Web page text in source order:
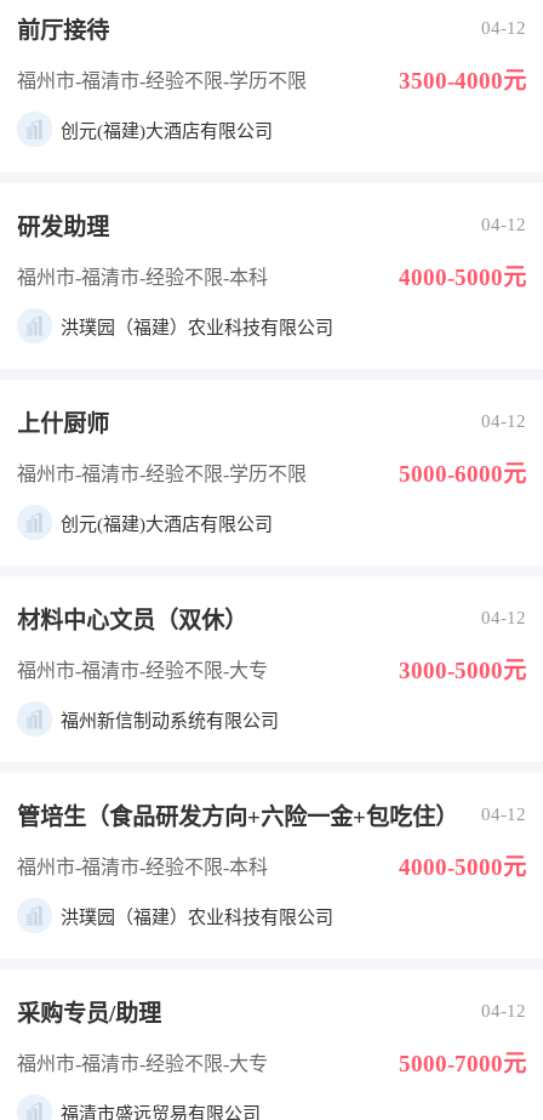
前厅接待 04-12
福州市-福清市-经验不限-学历不限 3500-4000元
创元(福建)大酒店有限公司
研发助理 04-12
福州市-福清市-经验不限-本科 4000-5000元
洪璞园（福建）农业科技有限公司
上什厨师 04-12
福州市-福清市-经验不限-学历不限 5000-6000元
创元(福建)大酒店有限公司
材料中心文员（双休） 04-12
福州市-福清市-经验不限-大专 3000-5000元
福州新信制动系统有限公司
管培生（食品研发方向+六险一金+包吃住） 04-12
福州市-福清市-经验不限-本科 4000-5000元
洪璞园（福建）农业科技有限公司
采购专员/助理 04-12
福州市-福清市-经验不限-大专 5000-7000元
福清市盛远贸易有限公司